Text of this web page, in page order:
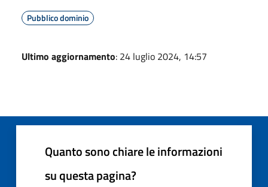
Pubblico dominio
Ultimo aggiornamento: 24 luglio 2024, 14:57
Quanto sono chiare le informazioni
su questa pagina?